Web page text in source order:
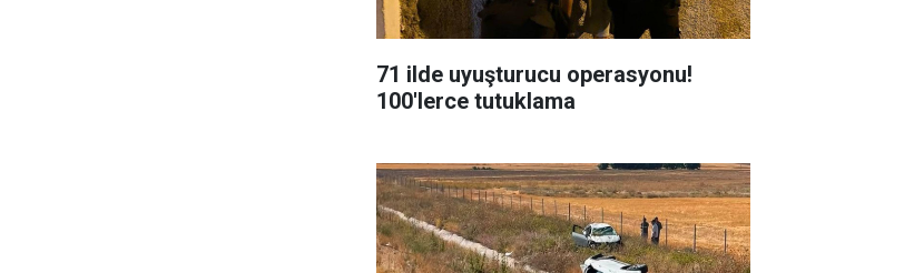
71 ilde uyuşturucu operasyonu!
100'lerce tutuklama